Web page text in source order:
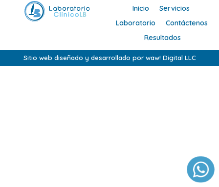
Inicio
Servicios
Laboratorio
Contáctenos
Resultados
Sitio web diseñado y desarrollado por waw! Digital LLC